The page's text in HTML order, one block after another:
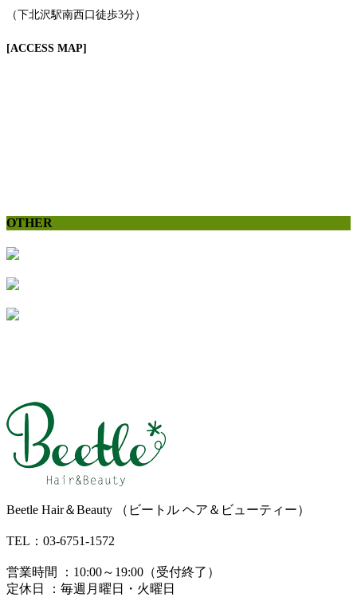
（下北沢駅南西口徒歩3分）
[ACCESS MAP]
OTHER
Beetle Hair＆Beauty （ビートル ヘア＆ビューティー）
TEL：03-6751-1572
営業時間 ：10:00～19:00（受付終了）
定休日 ：毎週月曜日・火曜日